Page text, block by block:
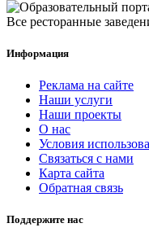
Все ресторанные
Информация
Реклама на сайте
Наши услуги
Наши проекты
О нас
Условия
Связаться с нами
Карта сайта
Обратная связь
Поддержите нас